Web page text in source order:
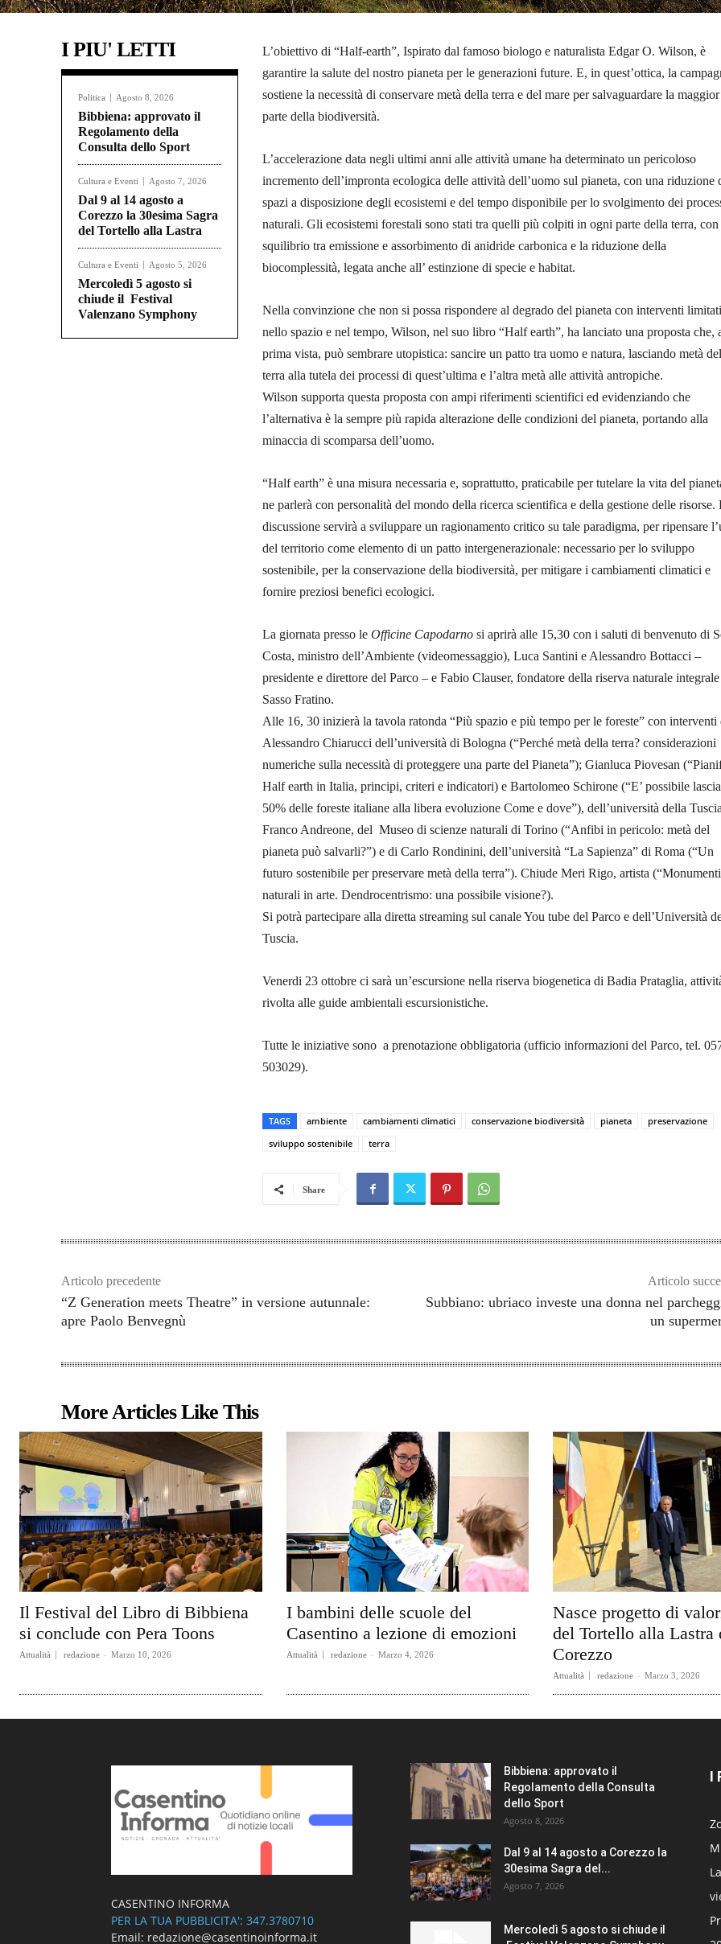
I PIU' LETTI
Politica Agosto 8, 2026
Bibbiena: approvato il
Regolamento della
Consulta dello Sport
Cultura e Eventi Agosto 7, 2026
Dal 9 al 14 agosto a
Corezzo la 30esima Sagra
del Tortello alla Lastra
Cultura e Eventi Agosto 5, 2026
Mercoledì 5 agosto si
chiude il Festival
Valenzano Symphony
L’obiettivo di “Half-earth”, Ispirato dal famoso biologo e naturalista Edgar O. Wilson, è
garantire la salute del nostro pianeta per le generazioni future. E, in quest’ottica, la
sostiene la necessità di conservare metà della terra e del mare per salvaguardare la maggior
parte della biodiversità.
L’accelerazione data negli ultimi anni alle attività umane ha determinato un pericoloso
incremento dell’impronta ecologica delle attività dell’uomo sul pianeta, con una riduzione
spazi a disposizione degli ecosistemi e del tempo disponibile per lo svolgimento dei
naturali. Gli ecosistemi forestali sono stati tra quelli più colpiti in ogni parte della terra,
squilibrio tra emissione e assorbimento di anidride carbonica e la riduzione della
biocomplessità, legata anche all’ estinzione di specie e habitat.
Nella convinzione che non si possa rispondere al degrado del pianeta con interventi limitati
nello spazio e nel tempo, Wilson, nel suo libro “Half earth”, ha lanciato una proposta che,
prima vista, può sembrare utopistica: sancire un patto tra uomo e natura, lasciando metà
terra alla tutela dei processi di quest’ultima e l’altra metà alle attività antropiche.
Wilson supporta questa proposta con ampi riferimenti scientifici ed evidenziando che
l’alternativa è la sempre più rapida alterazione delle condizioni del pianeta, portando alla
minaccia di scomparsa dell’uomo.
“Half earth” è una misura necessaria e, soprattutto, praticabile per tutelare la vita del
ne parlerà con personalità del mondo della ricerca scientifica e della gestione delle risorse.
discussione servirà a sviluppare un ragionamento critico su tale paradigma, per ripensare
del territorio come elemento di un patto intergenerazionale: necessario per lo sviluppo
sostenibile, per la conservazione della biodiversità, per mitigare i cambiamenti climatici e
fornire preziosi benefici ecologici.
La giornata presso le Officine Capodarno si aprirà alle 15,30 con i saluti di benvenuto di
Costa, ministro dell’Ambiente (videomessaggio), Luca Santini e Alessandro Bottacci –
presidente e direttore del Parco – e Fabio Clauser, fondatore della riserva naturale
Sasso Fratino.
Alle 16, 30 inizierà la tavola ratonda “Più spazio e più tempo per le foreste” con interventi
Alessandro Chiarucci dell’università di Bologna (“Perché metà della terra? considerazioni
numeriche sulla necessità di proteggere una parte del Pianeta”); Gianluca Piovesan
Half earth in Italia, principi, criteri e indicatori) e Bartolomeo Schirone (“E’ possibile
50% delle foreste italiane alla libera evoluzione Come e dove”), dell’università della
Franco Andreone, del Museo di scienze naturali di Torino (“Anfibi in pericolo: metà del
pianeta può salvarli?”) e di Carlo Rondinini, dell’università “La Sapienza” di Roma (“Un
futuro sostenibile per preservare metà della terra”). Chiude Meri Rigo, artista (“Monumenti
naturali in arte. Dendrocentrismo: una possibile visione?).
Si potrà partecipare alla diretta streaming sul canale You tube del Parco e dell’Università
Tuscia.
Venerdi 23 ottobre ci sarà un’escursione nella riserva biogenetica di Badia Prataglia,
rivolta alle guide ambientali escursionistiche.
Tutte le iniziative sono a prenotazione obbligatoria (ufficio informazioni del Parco, tel.
503029).
TAGS ambiente cambiamenti climatici conservazione biodiversità pianeta
preservazione
sviluppo sostenibile
terra
Share
Articolo precedente
“Z Generation meets Theatre” in versione autunnale:
apre Paolo Benvegnù
Articolo
Subbiano: ubriaco investe una donna nel
un
More Articles Like This
Il Festival del Libro di Bibbiena
si conclude con Pera Toons
Attualità redazione - Marzo 10, 2026
I bambini delle scuole del
Casentino a lezione di emozioni
Attualità redazione - Marzo 4, 2026
Nasce progetto di
del Tortello alla Lastra
Corezzo
Attualità redazione - Marzo 3, 2026
CASENTINO INFORMA
PER LA TUA PUBBLICITA': 347.3780710
Email: redazione@casentinoinforma.it
Bibbiena: approvato il
Regolamento della Consulta
dello Sport
Agosto 8, 2026
Dal 9 al 14 agosto a Corezzo la
30esima Sagra del...
Agosto 7, 2026
Mercoledì 5 agosto si chiude il
I